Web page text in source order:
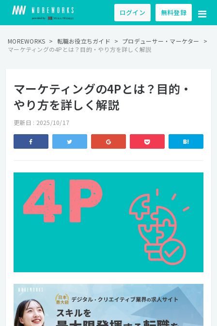
ログイン 無料登録
MOREWORKS > 転職お役立ちガイド > プロデューサー・マーケター
>
マーケティングの4Pとは？目的・やり方を詳しく解説
マーケティングの4Pとは？目的・
やり方を詳しく解説
更新日 : 2025/10/17